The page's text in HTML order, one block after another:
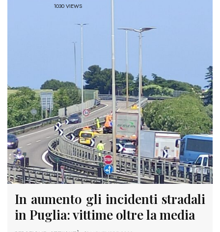
1030 VIEWS
In aumento gli incidenti stradali
in Puglia: vittime oltre la media